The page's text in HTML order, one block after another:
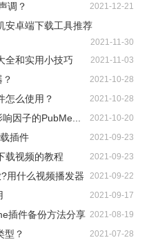
调？ 2021-12-21
安卓端下载工具推荐
2021-11-30
全和实用小技巧 2021-11-03
2021-10-28
怎么使用？ 2021-10-28
因子的PubMe... 2021-10-20
插件 2021-09-23
载视频的教程 2021-09-23
用什么视频播发器 2021-09-22
2021-09-17
插件备份方法分享 2021-08-19
型？ 2021-07-28